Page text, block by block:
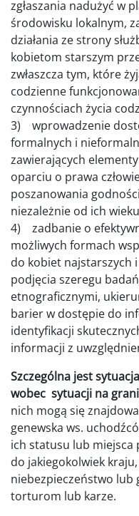
zgłaszania nadużyć w
środowisku lokalnym,
działania ze strony
kobietom starszym
zwłaszcza tym, które
codzienne
czynnościach życia
3) wprowadzenie
formalnych i
zawierających
oparciu o prawa
poszanowania
niezależnie od ich
4) zadbanie o
możliwych formach
do kobiet najstarszych
podjęcia szeregu
etnograficznymi,
barier w dostępie do
identyfikacji
informacji z
Szczególna jest
wobec sytuacji na
nich mogą się
genewska ws.
ich statusu lub miejsca
do jakiegokolwiek
niebezpieczeństwo lub
torturom lub karze.